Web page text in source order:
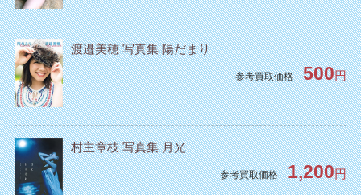
渡邉美穂 写真集 陽だまり
参考買取価格 500円
村主章枝 写真集 月光
参考買取価格 1,200円